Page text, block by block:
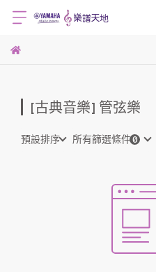
[古典音樂] 管弦樂
預設排序 所有篩選條件